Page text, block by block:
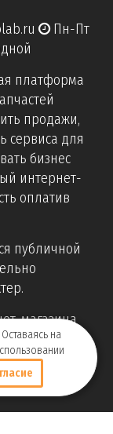
Пн-Пт
платформа
продажи,
сервиса для
бизнес
интернет-
оплатив
публичной
магазина
с 2015г. Все
на